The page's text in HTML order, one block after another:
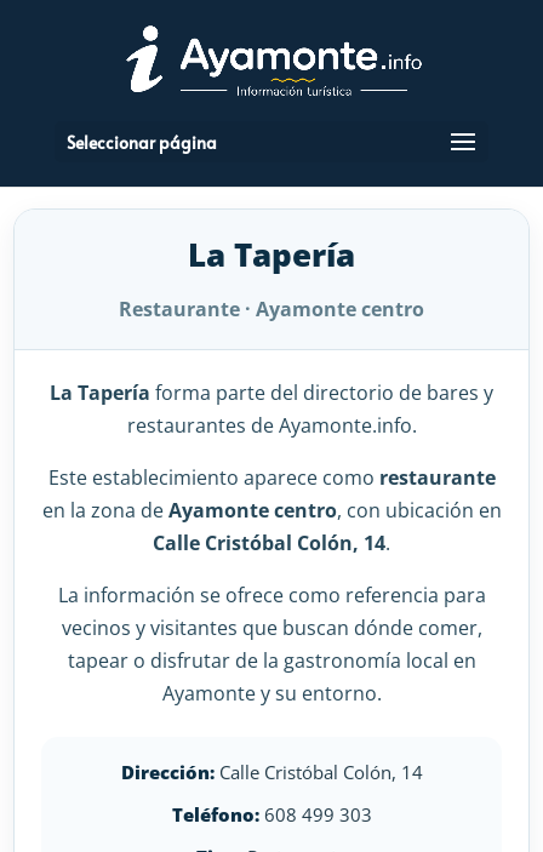
Seleccionar página
La Tapería
Restaurante · Ayamonte centro
La Tapería forma parte del directorio de bares y
restaurantes de Ayamonte.info.
Este establecimiento aparece como restaurante
en la zona deAyamonte centro, con ubicación en
Calle Cristóbal Colón, 14.
La información se ofrece como referencia para
vecinos y visitantes que buscan dónde comer,
tapear o disfrutar de la gastronomía local en
Ayamonte y su entorno.
Dirección:Calle Cristóbal Colón, 14
Teléfono:608 499 303